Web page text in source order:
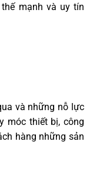
mạnh và uy tín
và những nỗ lực
móc thiết bị, công
hàng những sản